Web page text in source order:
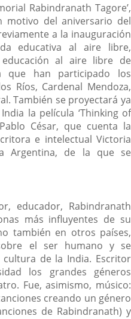
Rabindranath Tagore’,
motivo del aniversario del
a la inauguración
educativa al aire libre,
al aire libre de
que han participado los
Ríos, Cardenal Mendoza,
También se proyectará ya
la película ‘Thinking of
César, que cuenta la
e intelectual Victoria
Argentina, de la que se
educador, Rabindranath
más influyentes de su
también en otros países,
el ser humano y se
de la India. Escritor
los grandes géneros
Fue, asimismo, músico:
creando un género
de Rabindranath) y